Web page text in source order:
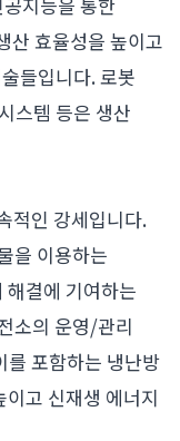
산 효율성을 높이고
들입니다. 로봇
스템 등은 생산
적인 강세입니다.
을 이용하는
결에 기여하는
소의 운영/관리
를 포함하는 냉난방
고 신재생 에너지